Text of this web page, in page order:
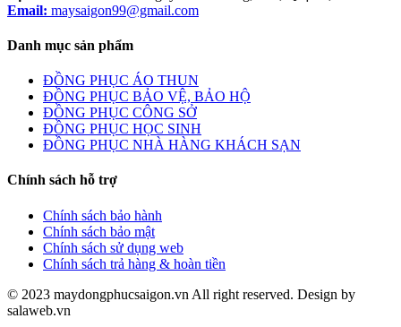
Email: maysaigon99@gmail.com
Danh mục sản phẩm
ĐỒNG PHỤC ÁO THUN
ĐỒNG PHỤC BẢO VỆ, BẢO HỘ
ĐỒNG PHỤC CÔNG SỞ
ĐỒNG PHỤC HỌC SINH
ĐỒNG PHỤC NHÀ HÀNG KHÁCH SẠN
Chính sách hỗ trợ
Chính sách bảo hành
Chính sách bảo mật
Chính sách sử dụng web
Chính sách trả hàng & hoàn tiền
© 2023 maydongphucsaigon.vn All right reserved. Design by
salaweb.vn